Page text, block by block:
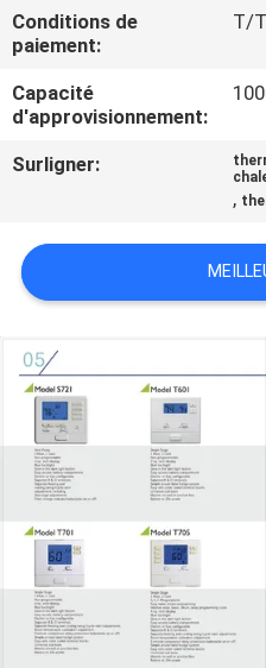
CONTRÔLE
DE
QUALITÉ
CONTACTEZ-
DEMANDEZ
UNE
CITATION
PLAN
DU
SITE
PRIVACY
POLICY
Conditions de
paiement:
T/
Capacité
d'approvisionnement:
Surligner:
,